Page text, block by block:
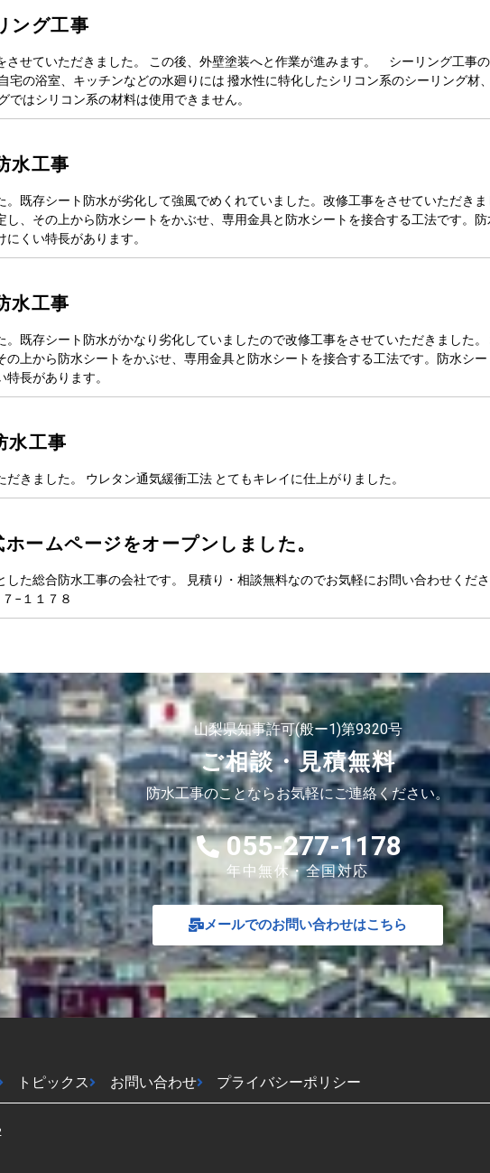
ング工事
させていただきました。 この後、外壁塗装へと作業が進みます。 シーリング工事
宅の浴室、キッチンなどの水廻りには 撥水性に特化したシリコン系のシーリング
はシリコン系の材料は使用できません。
水工事
既存シート防水が劣化して強風でめくれていました。改修工事をさせていただき
し、その上から防水シートをかぶせ、専用金具と防水シートを接合する工法です。
くい特長があります。
水工事
既存シート防水がかなり劣化していましたので改修工事をさせていただきました
の上から防水シートをかぶせ、専用金具と防水シートを接合する工法です。防水シ
長があります。
水工事
きました。 ウレタン通気緩衝工法 とてもキレイに仕上がりました。
ームページをオープンしました。
た総合防水工事の会社です。 見積り・相談無料なのでお気軽にお問い合わせくだ
−１１７８
山梨県知事許可(般ー1)第9320号
ご相談・見積無料
防水工事のことならお気軽にご連絡ください。
055-277-1178
年中無休・全国対応
メールでのお問い合わせはこちら
トピックス お問い合わせ プライバシーポリシー